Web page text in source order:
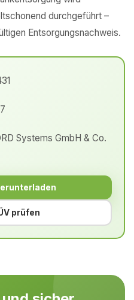
durchgeführt –
Entsorgungsnachweis.
Systems GmbH & Co.
prüfen